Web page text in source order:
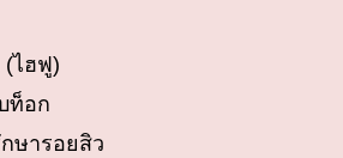
(ไฮฟู)
ท็อก
ษารอยสิว